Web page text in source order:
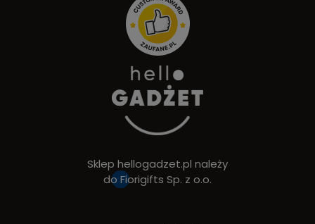
Sklep hellogadzet.pl należy
do Fiorigifts Sp. z o.o.